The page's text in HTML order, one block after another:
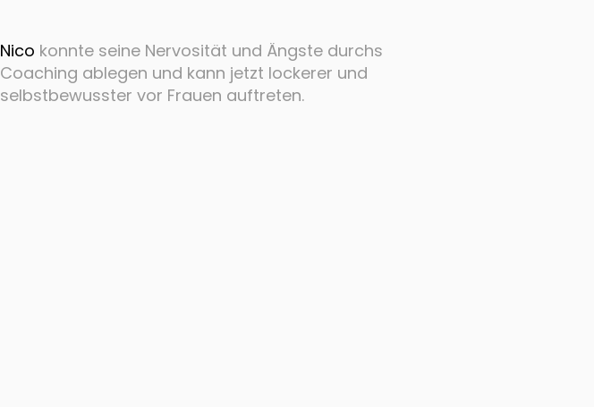
Nico konnte seine Nervosität und Ängste durchs
Coaching ablegen und kann jetzt lockerer und
selbstbewusster vor Frauen auftreten.